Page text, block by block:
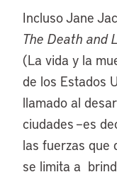
Incluso Jane
The Death and
(La vida y la
de los Estados
llamado al
ciudades –es
las fuerzas que
se limita a